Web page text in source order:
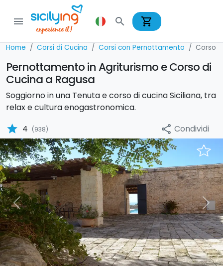
menu search shopping_cart
Home Corsi di Cucina Corsi con Pernottamento Corso
Pernottamento in Agriturismo e Corso di
Cucina a Ragusa
Soggiorno in una Tenuta e corso di cucina Siciliana, tra
relax e cultura enogastronomica.
star 4 (938) share Condividi
Previous Next